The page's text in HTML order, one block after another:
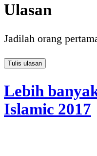
Ulasan
Jadilah orang
Tulis ulasan
Lebih
Islamic 2017